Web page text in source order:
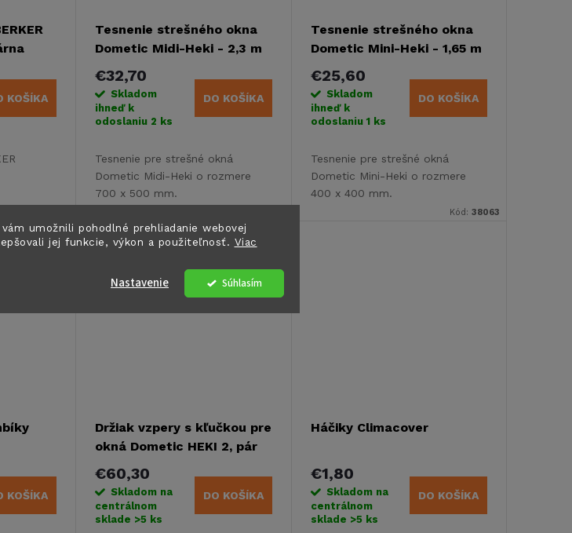
umožnili pohodlné prehliadanie webovej
jej funkcie, výkon a použiteľnosť. Viac
Súhlasím
Nastavenie
KOŠÍKA
Tesnenie strešného okna
Dometic Midi-Heki - 2,3 m
€32,70
Skladom
ihneď k
odoslaniu 2 ks
DO KOŠÍKA
Tesnenie pre strešné okná
Dometic Midi-Heki o rozmere
700 x 500 mm.
Tesnenie strešného okna
Dometic Mini-Heki - 1,65 m
€25,60
Skladom
ihneď k
odoslaniu 1 ks
DO KOŠÍKA
Tesnenie pre strešné okná
Dometic Mini-Heki o rozmere
400 x 400 mm.
Kód: 38063
KOŠÍKA
Držiak vzpery s kľučkou pre
okná Dometic HEKI 2, pár
€60,30
Skladom na
centrálnom
sklade >5 ks
DO KOŠÍKA
Háčiky Climacover
€1,80
Skladom na
centrálnom
sklade >5 ks
DO KOŠÍKA